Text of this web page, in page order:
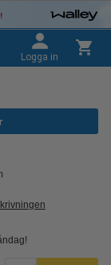
Logga in